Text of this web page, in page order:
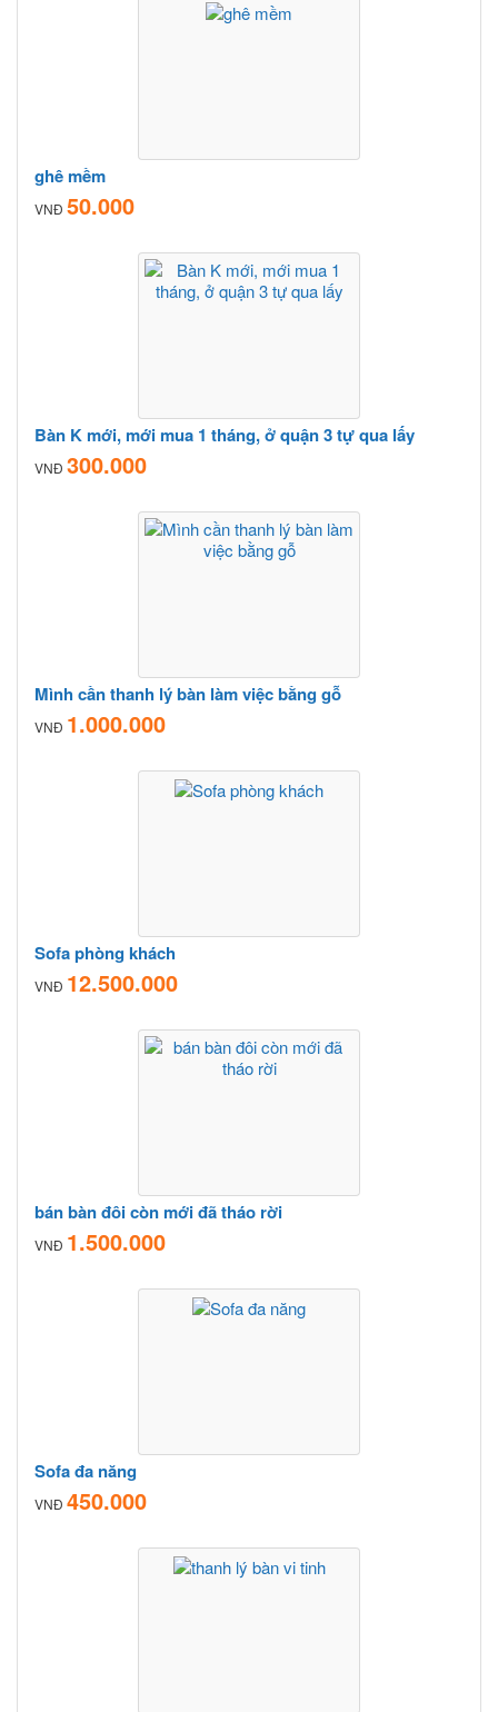
ghê mềm
VNĐ 50.000
Bàn K mới, mới mua 1 tháng, ở quận 3 tự qua lấy
VNĐ 300.000
Mình cần thanh lý bàn làm việc bằng gỗ
VNĐ 1.000.000
Sofa phòng khách
VNĐ 12.500.000
bán bàn đôi còn mới đã tháo rời
VNĐ 1.500.000
Sofa đa năng
VNĐ 450.000